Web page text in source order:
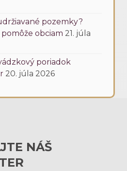
pozemky?
obciam 21. júla
poriadok
20. júla 2026
NÁŠ